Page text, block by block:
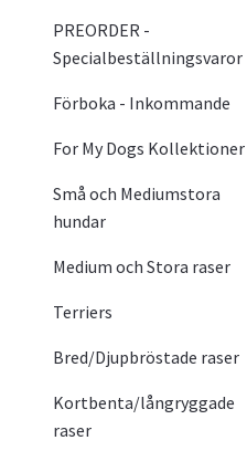
PREORDER -
Specialbeställningsvaror
Förboka - Inkommande
For My Dogs Kollektioner
Små och Mediumstora
hundar
Medium och Stora raser
Terriers
Bred/Djupbröstade raser
Kortbenta/långryggade
raser